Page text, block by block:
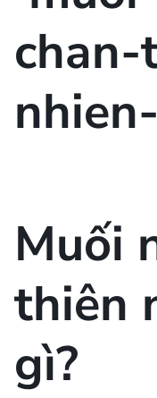
Muối
thiên
gì?